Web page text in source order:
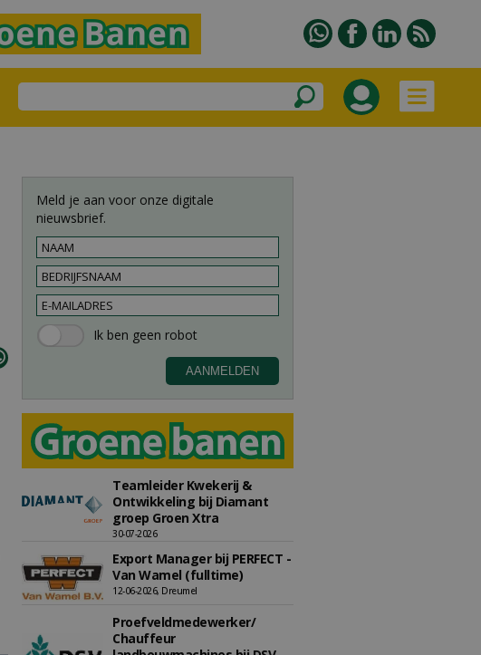
Meld je aan voor onze digitale
nieuwsbrief.
Teamleider Kwekerij &
Ontwikkeling bij Diamant
groep Groen Xtra
30-07-2026
Export Manager bij PERFECT -
Van Wamel (fulltime)
12-06-2026, Dreumel
Proefveldmedewerker/
Chauffeur